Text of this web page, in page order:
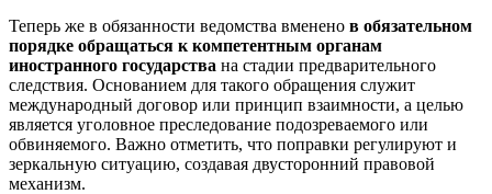
Теперь же в обязанности ведомства вменено в обязательном
порядке обращаться к компетентным органам
иностранного государства на стадии предварительного
следствия. Основанием для такого обращения служит
международный договор или принцип взаимности, а целью
является уголовное преследование подозреваемого или
обвиняемого. Важно отметить, что поправки регулируют и
зеркальную ситуацию, создавая двусторонний правовой
механизм.